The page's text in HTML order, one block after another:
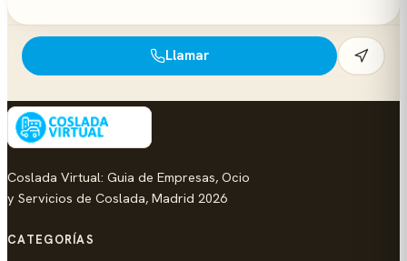
Llamar
Coslada Virtual: Guia de Empresas, Ocio
y Servicios de Coslada, Madrid 2026
CATEGORÍAS